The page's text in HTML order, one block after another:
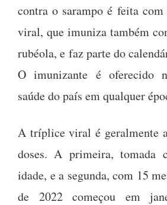
contra o sarampo é feita
viral, que imuniza também
rubéola, e faz parte do
O imunizante é oferecido
saúde do país em qualquer
A tríplice viral é geralmente
doses. A primeira, tomada
idade, e a segunda, com 15
de 2022 começou em